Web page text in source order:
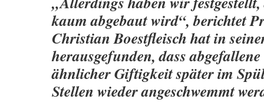
kaum abgebaut wird“, berichtet
Christian Boestfleisch hat in
herausgefunden, dass
ähnlicher Giftigkeit später im
Stellen wieder angeschwemmt